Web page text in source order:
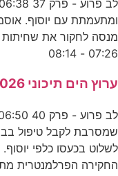
ומתעמתת עם יוסוף.
07:26 - 08:14
ערוץ הים תיכוני 06-08-2026
שמסרבת לקבל טיפול
לשלוט בכעסו כלפי
החקירה הפרלמנטרית